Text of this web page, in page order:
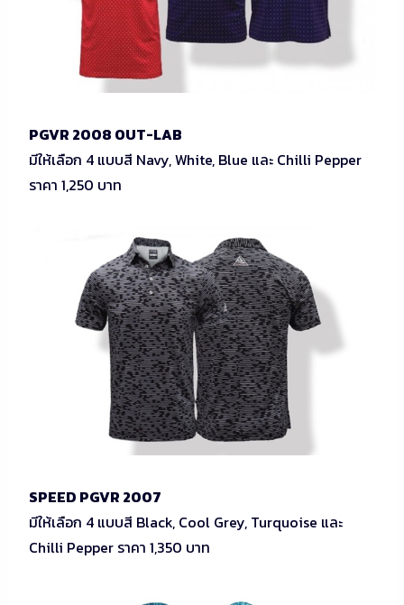
PGVR 2008 OUT-LAB
มีให้เลือก 4 แบบสี Navy, White, Blue และ Chilli Pepper
ราคา 1,250 บาท
SPEED PGVR 2007
มีให้เลือก 4 แบบสี Black, Cool Grey, Turquoise และ
Chilli Pepper ราคา 1,350 บาท